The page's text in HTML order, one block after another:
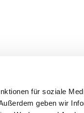
für soziale
geben wir